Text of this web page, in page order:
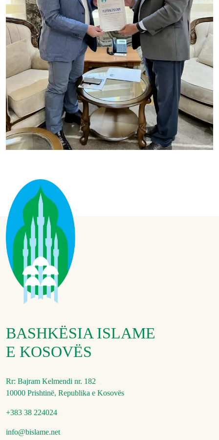
BASHKËSIA ISLAME
E KOSOVËS
Rr: Bajram Kelmendi nr. 182
10000 Prishtinë, Republika e Kosovës
+383 38 224024
info@bislame.net